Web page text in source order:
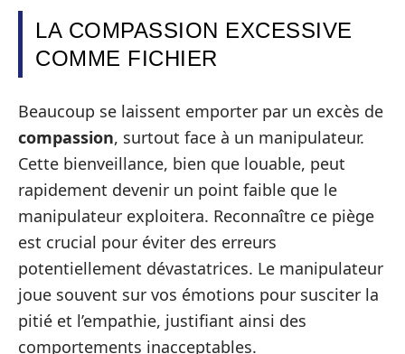
LA COMPASSION EXCESSIVE
COMME FICHIER
Beaucoup se laissent emporter par un excès de
compassion, surtout face à un manipulateur.
Cette bienveillance, bien que louable, peut
rapidement devenir un point faible que le
manipulateur exploitera. Reconnaître ce piège
est crucial pour éviter des erreurs
potentiellement dévastatrices. Le manipulateur
joue souvent sur vos émotions pour susciter la
pitié et l’empathie, justifiant ainsi des
comportements inacceptables.